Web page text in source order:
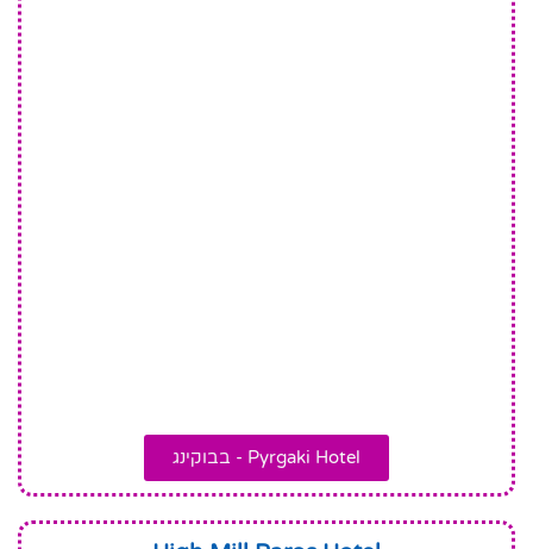
Pyrgaki Hotel - בבוקינג